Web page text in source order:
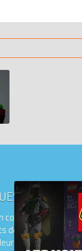
MOTS
comparateur de prix
de la marque LEGO.
prix du moment.